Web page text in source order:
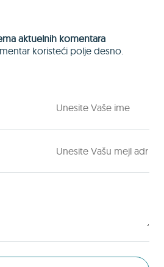
aktuelnih komentara
koristeći polje desno.